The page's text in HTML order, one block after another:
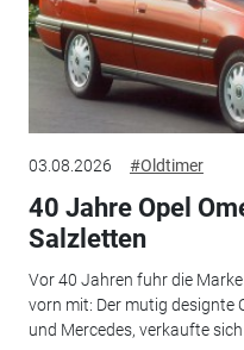
03.08.2026 #Oldtimer
40 Jahre Opel
Salzletten
Vor 40 Jahren fuhr die
vorn mit: Der mutig designte
und Mercedes, verkaufte